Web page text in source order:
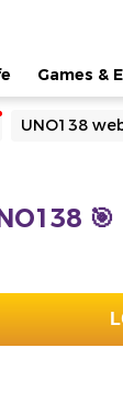
Games &
UNO138